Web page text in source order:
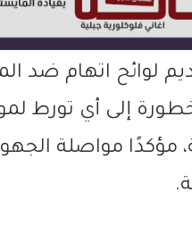
لوائح اتهام ضد
إلى أي تورط
مؤكدًا مواصلة